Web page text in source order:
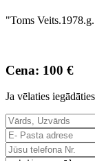
"Toms
Cena: 100 €
Ja vēlaties